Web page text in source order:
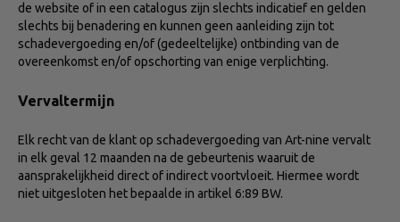
de website of in een catalogus zijn slechts indicatief en gelden
slechts bij benadering en kunnen geen aanleiding zijn tot
schadevergoeding en/of (gedeeltelijke) ontbinding van de
overeenkomst en/of opschorting van enige verplichting.
Vervaltermijn
Elk recht van de klant op schadevergoeding van Art-nine vervalt
in elk geval 12 maanden na de gebeurtenis waaruit de
aansprakelijkheid direct of indirect voortvloeit. Hiermee wordt
niet uitgesloten het bepaalde in artikel 6:89 BW.